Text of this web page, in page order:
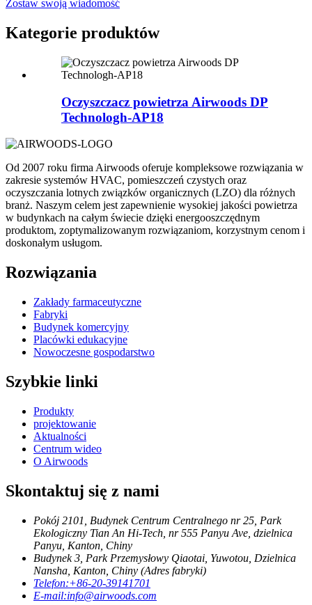
Zostaw swoją wiadomość
Kategorie produktów
Oczyszczacz powietrza Airwoods DP
Technologh-AP18
Od 2007 roku firma Airwoods oferuje kompleksowe rozwiązania w
zakresie systemów HVAC, pomieszczeń czystych oraz
oczyszczania lotnych związków organicznych (LZO) dla różnych
branż. Naszym celem jest zapewnienie wysokiej jakości powietrza
w budynkach na całym świecie dzięki energooszczędnym
produktom, zoptymalizowanym rozwiązaniom, korzystnym cenom i
doskonałym usługom.
Rozwiązania
Zakłady farmaceutyczne
Fabryki
Budynek komercyjny
Placówki edukacyjne
Nowoczesne gospodarstwo
Szybkie linki
Produkty
projektowanie
Aktualności
Centrum wideo
O Airwoods
Skontaktuj się z nami
Pokój 2101, Budynek Centrum Centralnego nr 25, Park
Ekologiczny Tian An Hi-Tech, nr 555 Panyu Ave, dzielnica
Panyu, Kanton, Chiny
Budynek 3, Park Przemysłowy Qiaotai, Yuwotou, Dzielnica
Nansha, Kanton, Chiny (Adres fabryki)
Telefon:+86-20-39141701
E-mail:info@airwoods.com